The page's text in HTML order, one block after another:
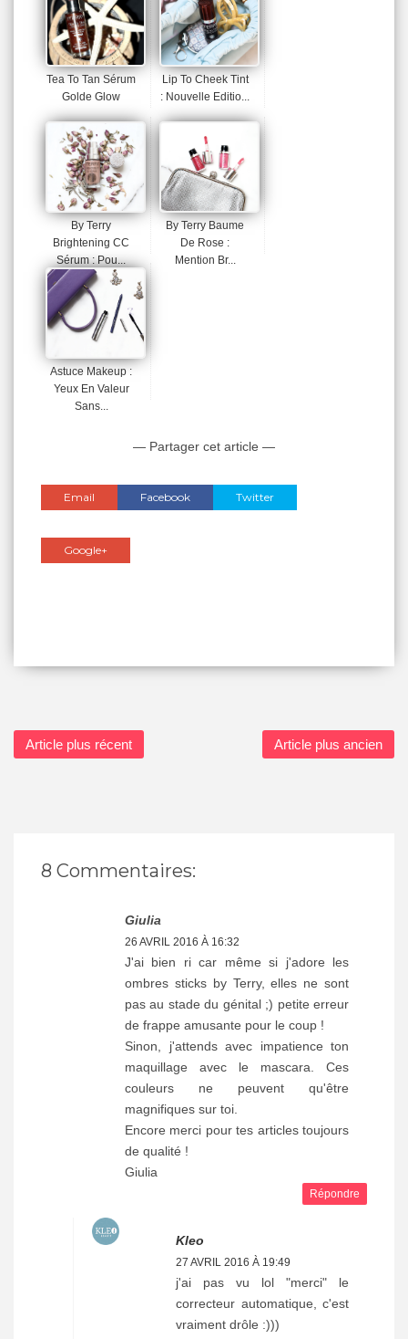
Tea To Tan Sérum
Golde Glow
Lip To Cheek Tint
: Nouvelle Editio...
By Terry
Brightening CC
Sérum : Pou...
By Terry Baume
De Rose :
Mention Br...
Astuce Makeup :
Yeux En Valeur
Sans...
— Partager cet article —
Email Facebook Twitter
Google+
Article plus récent Article plus ancien
8 Commentaires:
Giulia
26 AVRIL 2016 À 16:32
J'ai bien ri car même si j'adore les
ombres sticks by Terry, elles ne sont
pas au stade du génital ;) petite erreur
de frappe amusante pour le coup !
Sinon, j'attends avec impatience ton
maquillage avec le mascara. Ces
couleurs ne peuvent qu'être
magnifiques sur toi.
Encore merci pour tes articles toujours
de qualité !
Giulia
Répondre
Kleo
27 AVRIL 2016 À 19:49
j'ai pas vu lol "merci" le
correcteur automatique, c'est
vraiment drôle :)))